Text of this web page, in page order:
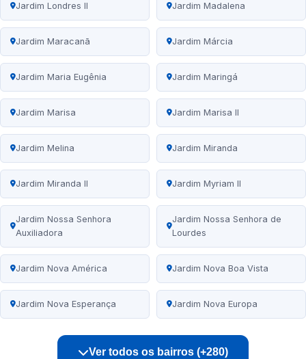
Jardim Londres II Jardim Madalena
Jardim Maracanã Jardim Márcia
Jardim Maria Eugênia Jardim Maringá
Jardim Marisa Jardim Marisa II
Jardim Melina Jardim Miranda
Jardim Miranda II Jardim Myriam II
Jardim Nossa Senhora
Auxiliadora
Jardim Nossa Senhora de
Lourdes
Jardim Nova América Jardim Nova Boa Vista
Jardim Nova Esperança Jardim Nova Europa
Ver todos os bairros (+280)